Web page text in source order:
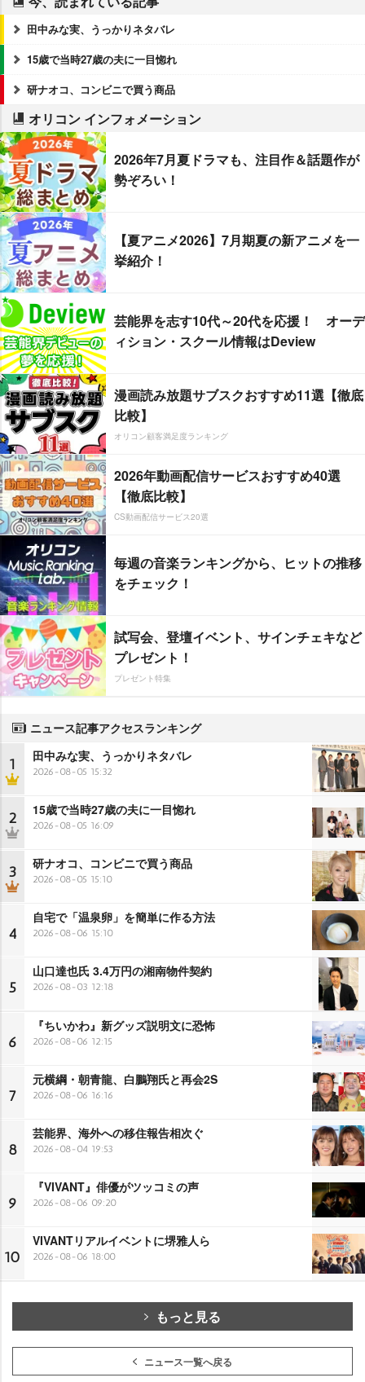
田中みな実、うっかりネタバレ
15歳で当時27歳の夫に一目惚れ
研ナオコ、コンビニで買う商品
オリコン インフォメーション
2026年7月夏ドラマも、注目作＆話題作が
勢ぞろい！
【夏アニメ2026】7月期夏の新アニメを一
挙紹介！
芸能界を志す10代～20代を応援！ オーデ
ィション・スクール情報はDeview
漫画読み放題サブスクおすすめ11選【徹底
比較】
オリコン顧客満足度ランキング
2026年動画配信サービスおすすめ40選
【徹底比較】
CS動画配信サービス20選
毎週の音楽ランキングから、ヒットの推移
をチェック！
試写会、登壇イベント、サインチェキなど
プレゼント！
プレゼント特集
ニュース記事アクセスランキング
1 田中みな実、うっかりネタバレ
2026-08-05 15:32
2 15歳で当時27歳の夫に一目惚れ
2026-08-05 16:09
3 研ナオコ、コンビニで買う商品
2026-08-05 15:10
4
自宅で「温泉卵」を簡単に作る方法
2026-08-06 15:10
5
山口達也氏 3.4万円の湘南物件契約
2026-08-03 12:18
6
『ちいかわ』新グッズ説明文に恐怖
2026-08-06 12:15
7
元横綱・朝青龍、白鵬翔氏と再会2S
2026-08-06 16:16
8
芸能界、海外への移住報告相次ぐ
2026-08-04 19:53
9
『VIVANT』俳優がツッコミの声
2026-08-06 09:20
10
VIVANTリアルイベントに堺雅人ら
2026-08-06 18:00
もっと見る
ニュース一覧へ戻る